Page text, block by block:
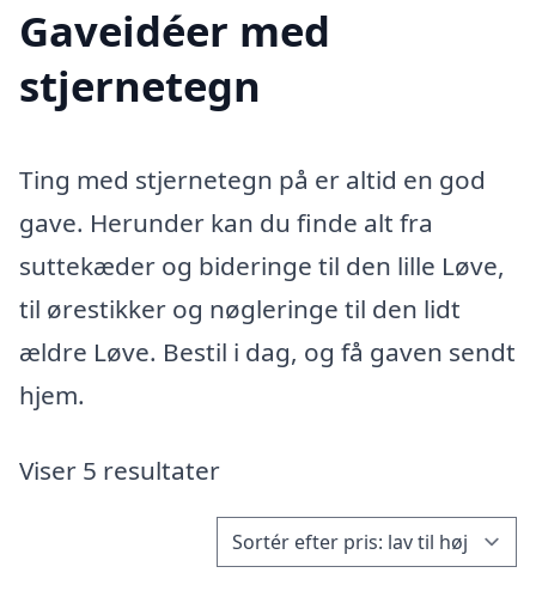
Gaveidéer med
stjernetegn
Ting med stjernetegn på er altid en god
gave. Herunder kan du finde alt fra
suttekæder og bideringe til den lille Løve,
til ørestikker og nøgleringe til den lidt
ældre Løve. Bestil i dag, og få gaven sendt
hjem.
Viser 5 resultater